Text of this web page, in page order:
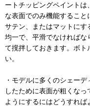
ートチッピングペイント
な表面でのみ機能すること
サテン、またはマットに
均一で、平滑でなければな
て撹拌しておきます。ボト
い。
・モデルに多くのシェー
したために表面が粗くな
ようにするにはどうすれば